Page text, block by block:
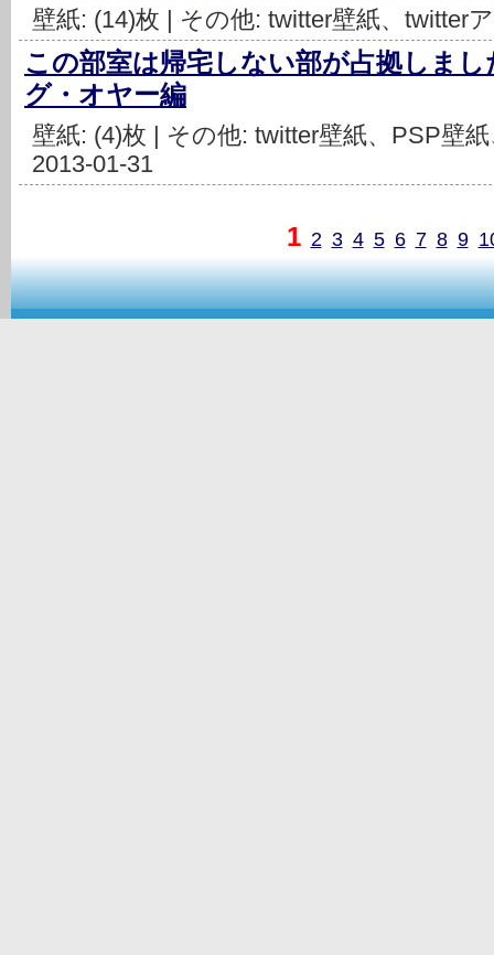
壁紙: (14)枚 | その他: twitter壁紙、twitter
この部室は帰宅しない部が占拠しま
グ・オヤー編
壁紙: (4)枚 | その他: twitter壁紙、PSP壁
2013-01-31
1 2 3 4 5 6 7 8 9